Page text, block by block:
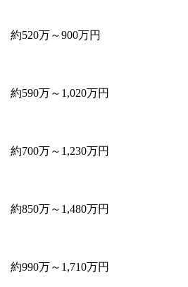
約520万～900万円
約590万～1,020万円
約700万～1,230万円
約850万～1,480万円
約990万～1,710万円